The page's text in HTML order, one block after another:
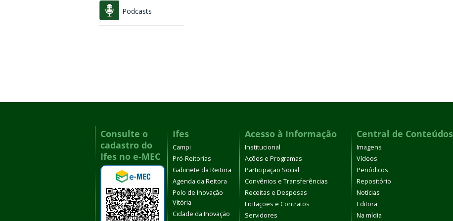
Podcasts
Consulte o
cadastro do
Ifes no e-MEC
Ifes
Campi
Pró-Reitorias
Gabinete da Reitora
Agenda da Reitora
Polo de Inovação
Vitória
Cidade da Inovação
Acesso à Informação
Institucional
Ações e Programas
Participação Social
Convênios e Transferências
Receitas e Despesas
Licitações e Contratos
Servidores
Central de Conteúdos
Imagens
Vídeos
Periódicos
Repositório
Notícias
Editora
Na mídia